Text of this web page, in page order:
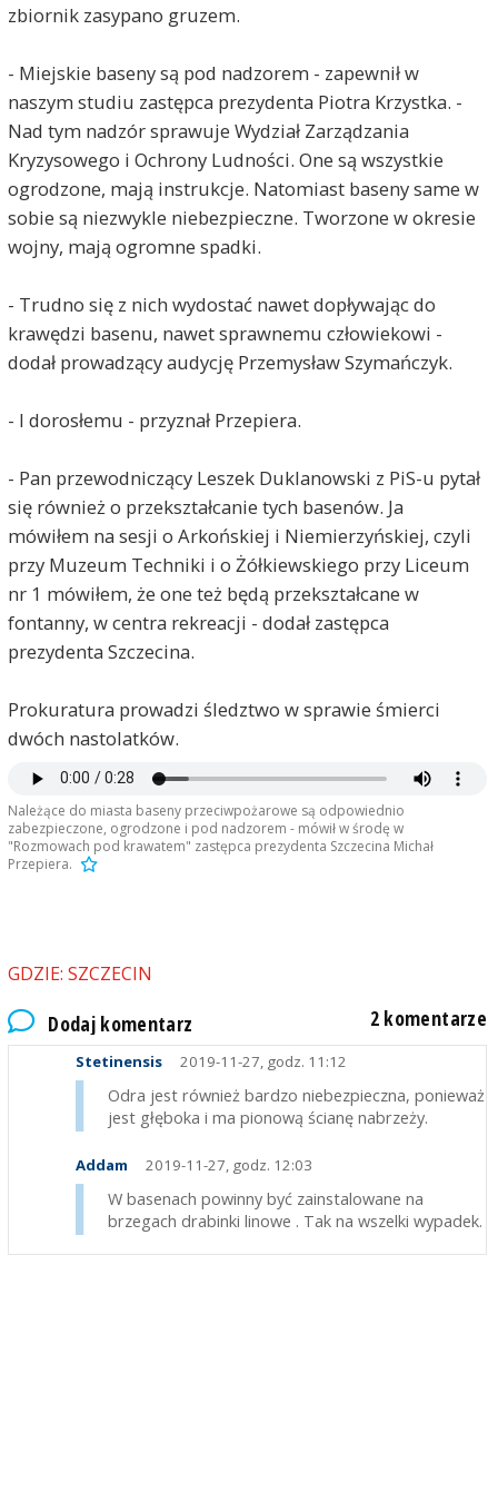
zbiornik zasypano gruzem.
- Miejskie baseny są pod nadzorem - zapewnił w
naszym studiu zastępca prezydenta Piotra Krzystka. -
Nad tym nadzór sprawuje Wydział Zarządzania
Kryzysowego i Ochrony Ludności. One są wszystkie
ogrodzone, mają instrukcje. Natomiast baseny same w
sobie są niezwykle niebezpieczne. Tworzone w okresie
wojny, mają ogromne spadki.
- Trudno się z nich wydostać nawet dopływając do
krawędzi basenu, nawet sprawnemu człowiekowi -
dodał prowadzący audycję Przemysław Szymańczyk.
- I dorosłemu - przyznał Przepiera.
- Pan przewodniczący Leszek Duklanowski z PiS-u pytał
się również o przekształcanie tych basenów. Ja
mówiłem na sesji o Arkońskiej i Niemierzyńskiej, czyli
przy Muzeum Techniki i o Żółkiewskiego przy Liceum
nr 1 mówiłem, że one też będą przekształcane w
fontanny, w centra rekreacji - dodał zastępca
prezydenta Szczecina.
Prokuratura prowadzi śledztwo w sprawie śmierci
dwóch nastolatków.
Należące do miasta baseny przeciwpożarowe są odpowiednio
zabezpieczone, ogrodzone i pod nadzorem - mówił w środę w
"Rozmowach pod krawatem" zastępca prezydenta Szczecina Michał
Przepiera.
GDZIE: SZCZECIN
Dodaj komentarz 2 komentarze
Stetinensis 2019-11-27, godz. 11:12
Odra jest również bardzo niebezpieczna, ponieważ
jest głęboka i ma pionową ścianę nabrzeży.
Addam 2019-11-27, godz. 12:03
W basenach powinny być zainstalowane na
brzegach drabinki linowe . Tak na wszelki wypadek.